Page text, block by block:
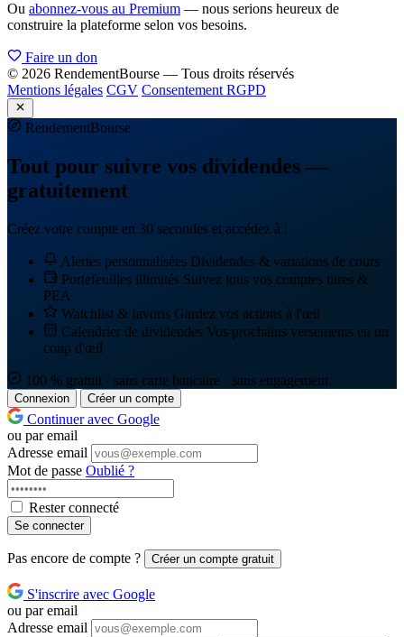
Ou abonnez-vous au Premium — nous serions heureux de
construire la plateforme selon vos besoins.
Faire un don
© 2026 RendementBourse — Tous droits réservés
Mentions légales CGV Consentement RGPD
RendementBourse
Tout pour suivre vos dividendes —
gratuitement
Créez votre compte en 30 secondes et accédez à :
Alertes personnalisées Dividendes & variations de cours
Portefeuilles illimités Suivez tous vos comptes titres &
PEA
Watchlist & favoris Gardez vos actions à l'œil
Calendrier de dividendes Vos prochains versements en un
coup d'œil
100 % gratuit · sans carte bancaire · sans engagement
Connexion Créer un compte
Continuer avec Google
ou par email
Adresse email
Mot de passe Oublié ?
Rester connecté
Se connecter
Pas encore de compte ? Créer un compte gratuit
S'inscrire avec Google
ou par email
Adresse email